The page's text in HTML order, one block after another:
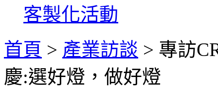
客製化活動
首頁 > 產業訪談 > 專訪
慶:選好燈，做好燈